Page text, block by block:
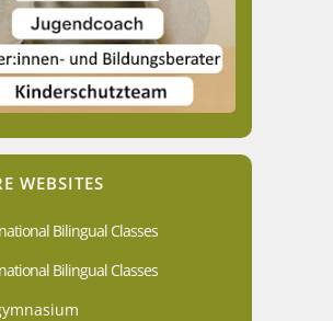
WEBSITES
Bilingual Classes
Bilingual Classes